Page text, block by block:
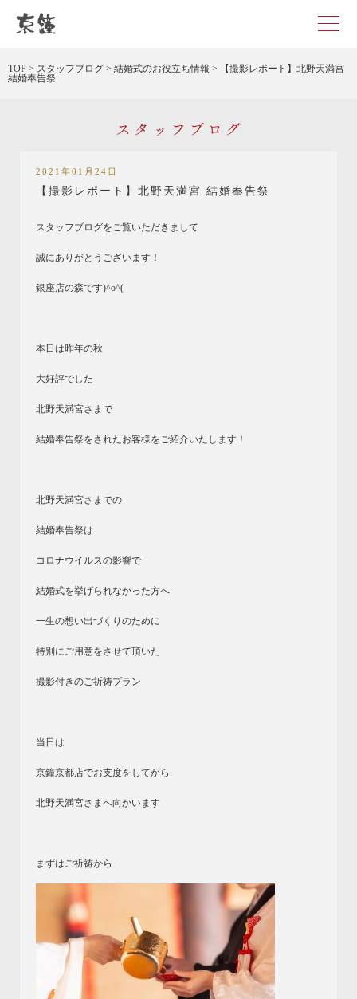
TOP > スタッフブログ > 結婚式のお役立ち情報 >
【撮影レポート】北野天満宮
結婚奉告祭
スタッフブログ
2021年01月24日
【撮影レポート】北野天満宮 結婚奉告祭
スタッフブログをご覧いただきまして
誠にありがとうございます！
銀座店の森です)^o^(
本日は昨年の秋
大好評でした
北野天満宮さまで
結婚奉告祭をされたお客様をご紹介いたします！
北野天満宮さまでの
結婚奉告祭は
コロナウイルスの影響で
結婚式を挙げられなかった方へ
一生の想い出づくりのために
特別にご用意をさせて頂いた
撮影付きのご祈祷プラン
当日は
京鐘京都店でお支度をしてから
北野天満宮さまへ向かいます
まずはご祈祷から